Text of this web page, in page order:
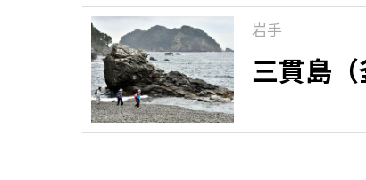
岩手
三貫島（